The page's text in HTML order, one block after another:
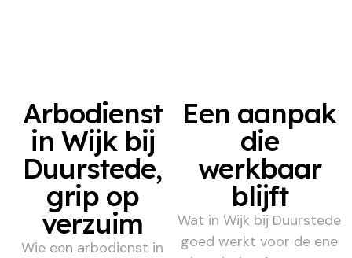
Arbodienst
in Wijk bij
Duurstede,
grip op
verzuim
Wie een arbodienst in
Een aanpak
die
werkbaar
blijft
Wat in Wijk bij Duurstede
goed werkt voor de ene